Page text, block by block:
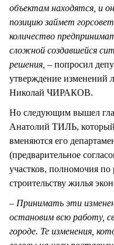
объектам находятся, и
позицию займет
количество
сложной создавшейся
решения, – попросил
утверждение изменений
Николай ЧИРАКОВ.
Но следующим вышел
Анатолий ТИЛЬ, который
вменяются его
(предварительное
участков, полномочия
строительству жилья
– Принимать эти
остановим всю работу,
городе. Те изменения,